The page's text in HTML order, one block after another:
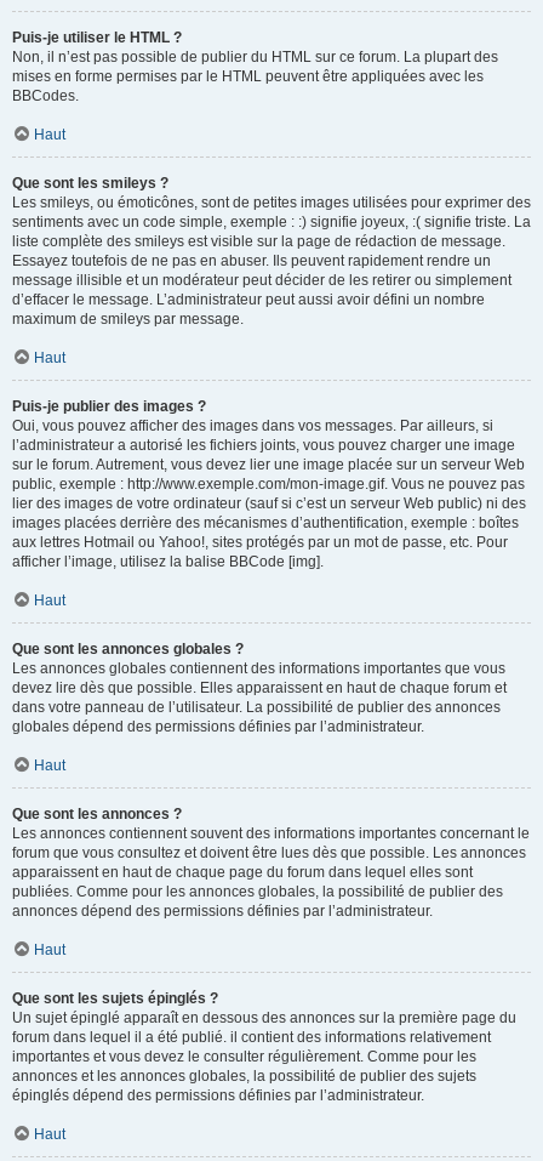
Puis-je utiliser le HTML ?
Non, il n’est pas possible de publier du HTML sur ce forum. La plupart des
mises en forme permises par le HTML peuvent être appliquées avec les
BBCodes.
Haut
Que sont les smileys ?
Les smileys, ou émoticônes, sont de petites images utilisées pour exprimer des
sentiments avec un code simple, exemple : :) signifie joyeux, :( signifie triste. La
liste complète des smileys est visible sur la page de rédaction de message.
Essayez toutefois de ne pas en abuser. Ils peuvent rapidement rendre un
message illisible et un modérateur peut décider de les retirer ou simplement
d’effacer le message. L’administrateur peut aussi avoir défini un nombre
maximum de smileys par message.
Haut
Puis-je publier des images ?
Oui, vous pouvez afficher des images dans vos messages. Par ailleurs, si
l’administrateur a autorisé les fichiers joints, vous pouvez charger une image
sur le forum. Autrement, vous devez lier une image placée sur un serveur Web
public, exemple : http://www.exemple.com/mon-image.gif. Vous ne pouvez pas
lier des images de votre ordinateur (sauf si c’est un serveur Web public) ni des
images placées derrière des mécanismes d’authentification, exemple : boîtes
aux lettres Hotmail ou Yahoo!, sites protégés par un mot de passe, etc. Pour
afficher l’image, utilisez la balise BBCode [img].
Haut
Que sont les annonces globales ?
Les annonces globales contiennent des informations importantes que vous
devez lire dès que possible. Elles apparaissent en haut de chaque forum et
dans votre panneau de l’utilisateur. La possibilité de publier des annonces
globales dépend des permissions définies par l’administrateur.
Haut
Que sont les annonces ?
Les annonces contiennent souvent des informations importantes concernant le
forum que vous consultez et doivent être lues dès que possible. Les annonces
apparaissent en haut de chaque page du forum dans lequel elles sont
publiées. Comme pour les annonces globales, la possibilité de publier des
annonces dépend des permissions définies par l’administrateur.
Haut
Que sont les sujets épinglés ?
Un sujet épinglé apparaît en dessous des annonces sur la première page du
forum dans lequel il a été publié. il contient des informations relativement
importantes et vous devez le consulter régulièrement. Comme pour les
annonces et les annonces globales, la possibilité de publier des sujets
épinglés dépend des permissions définies par l’administrateur.
Haut